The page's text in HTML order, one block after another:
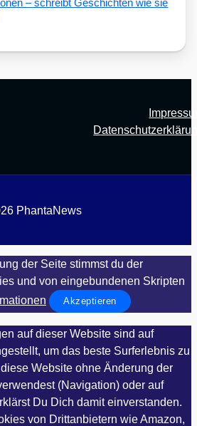
– schreibt Geschich­ten wie sie
PhantaNews
der Seite stimmst du der
und von eingebundenen Skripten
Akzeptieren
auf dieser Website sind auf
um das beste Surferlebnis zu
Website ohne Änderung der
(Navigation) oder auf
Du Dich damit einverstanden.
von Drittanbietern wie Amazon,